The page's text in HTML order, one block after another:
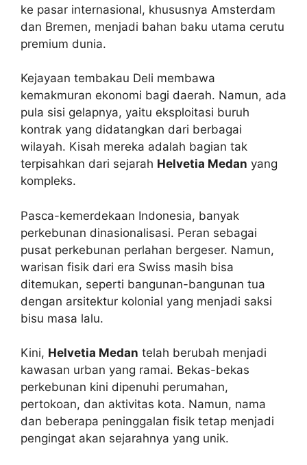
ke pasar internasional, khususnya Amsterdam
dan Bremen, menjadi bahan baku utama cerutu
premium dunia.
Kejayaan tembakau Deli membawa
kemakmuran ekonomi bagi daerah. Namun, ada
pula sisi gelapnya, yaitu eksploitasi buruh
kontrak yang didatangkan dari berbagai
wilayah. Kisah mereka adalah bagian tak
terpisahkan dari sejarah Helvetia Medan yang
kompleks.
Pasca-kemerdekaan Indonesia, banyak
perkebunan dinasionalisasi. Peran sebagai
pusat perkebunan perlahan bergeser. Namun,
warisan fisik dari era Swiss masih bisa
ditemukan, seperti bangunan-bangunan tua
dengan arsitektur kolonial yang menjadi saksi
bisu masa lalu.
Kini, Helvetia Medan telah berubah menjadi
kawasan urban yang ramai. Bekas-bekas
perkebunan kini dipenuhi perumahan,
pertokoan, dan aktivitas kota. Namun, nama
dan beberapa peninggalan fisik tetap menjadi
pengingat akan sejarahnya yang unik.